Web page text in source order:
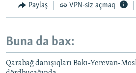
Paylaş VPN-siz açmaq
Buna da bax:
Qarabağ danışıqları Bakı-Yerevan-